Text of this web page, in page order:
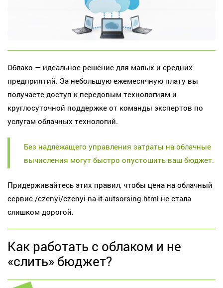
Облако — идеальное решение для малых и средних
предприятий. За небольшую ежемесячную плату вы
получаете доступ к передовым технологиям и
круглосуточной поддержке от команды экспертов по
услугам облачных технологий.
Без надлежащего управления затраты на облачные
вычисления могут быстро опустошить ваш бюджет.
Придерживайтесь этих правил, чтобы цена на облачный
сервис /czenyi/czenyi-na-it-autsorsing.html не стала
слишком дорогой.
Как работать с облаком и не
«слить» бюджет?